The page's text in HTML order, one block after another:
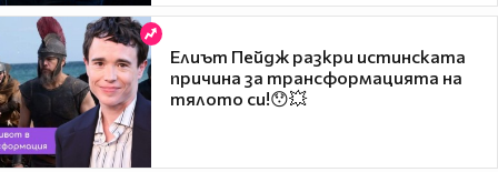
Елиът Пейдж разкри истинската
причина за трансформацията на
тялото си!😯💥